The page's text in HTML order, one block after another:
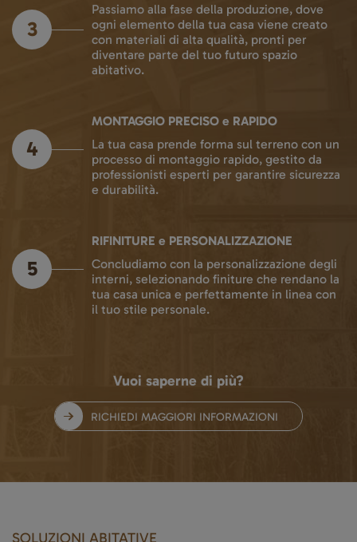
Passiamo alla fase della produzione, dove
ogni elemento della tua casa viene creato
con materiali di alta qualità, pronti per
diventare parte del tuo futuro spazio
abitativo.
3
MONTAGGIO PRECISO e RAPIDO
La tua casa prende forma sul terreno con un
processo di montaggio rapido, gestito da
professionisti esperti per garantire sicurezza
e durabilità.
4
RIFINITURE e PERSONALIZZAZIONE
Concludiamo con la personalizzazione degli
interni, selezionando finiture che rendano la
tua casa unica e perfettamente in linea con
il tuo stile personale.
5
Vuoi saperne di più?
RICHIEDI MAGGIORI INFORMAZIONI
SOLUZIONI ABITATIVE